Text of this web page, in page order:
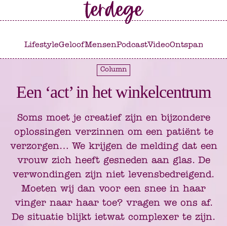
LifestyleGeloofMensenPodcastVideoOntspannen
Column
Een ‘act’ in het winkelcentrum
Soms moet je creatief zijn en bijzondere
oplossingen verzinnen om een patiënt te
verzorgen… We krijgen de melding dat een
vrouw zich heeft gesneden aan glas. De
verwondingen zijn niet levensbedreigend.
Moeten wij dan voor een snee in haar
vinger naar haar toe? vragen we ons af.
De situatie blijkt ietwat complexer te zijn.